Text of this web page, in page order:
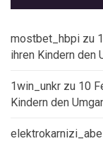
mostbet_hbpi zu
ihren Kindern den
1win_unkr zu 10
Kindern den